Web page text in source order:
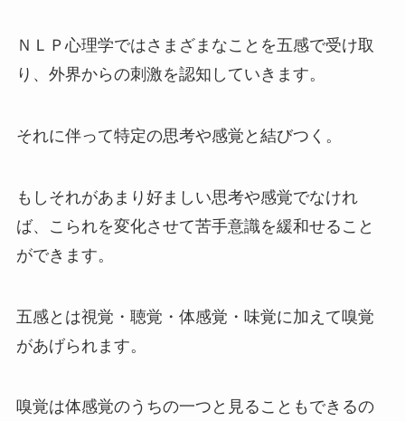
ＮＬＰ心理学ではさまざまなことを五感で受け取
り、外界からの刺激を認知していきます。
それに伴って特定の思考や感覚と結びつく。
もしそれがあまり好ましい思考や感覚でなけれ
ば、こられを変化させて苦手意識を緩和せること
ができます。
五感とは視覚・聴覚・体感覚・味覚に加えて嗅覚
があげられます。
嗅覚は体感覚のうちの一つと見ることもできるの